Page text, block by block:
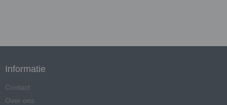
Informatie
Contact
Over ons